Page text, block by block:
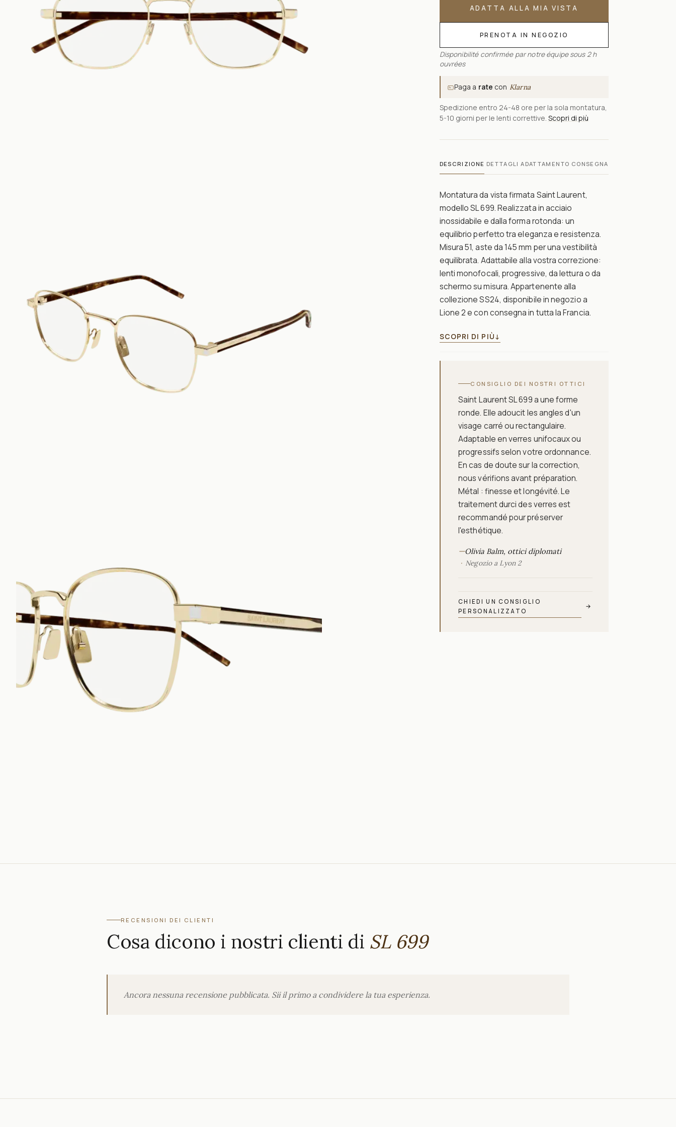
ADATTA ALLA MIA VISTA
PRENOTA IN NEGOZIO
Disponibilité confirmée par notre équipe sous 2 h
ouvrées
Paga a rate con Klarna
Spedizione entro 24-48 ore per la sola montatura,
5-10 giorni per le lenti correttive. Scopri di più
DESCRIZIONE DETTAGLI ADATTAMENTO CONSEGNA
Montatura da vista firmata Saint Laurent,
modello SL 699. Realizzata in acciaio
inossidabile e dalla forma rotonda: un
equilibrio perfetto tra eleganza e resistenza.
Misura 51, aste da 145 mm per una vestibilità
equilibrata. Adattabile alla vostra correzione:
lenti monofocali, progressive, da lettura o da
schermo su misura. Appartenente alla
collezione SS24, disponibile in negozio a
Lione 2 e con consegna in tutta la Francia.
SCOPRI DI PIÙ↓
CONSIGLIO DEI NOSTRI OTTICI
Saint Laurent SL 699 a une forme
ronde. Elle adoucit les angles d'un
visage carré ou rectangulaire.
Adaptable en verres unifocaux ou
progressifs selon votre ordonnance.
En cas de doute sur la correction,
nous vérifions avant préparation.
Métal : finesse et longévité. Le
traitement durci des verres est
recommandé pour préserver
l'esthétique.
—Olivia Balm, ottici diplomati
Negozio a Lyon 2
CHIEDI UN CONSIGLIO
PERSONALIZZATO
→
RECENSIONI DEI CLIENTI
Cosa dicono i nostri clienti di SL 699
Ancora nessuna recensione pubblicata. Sii il primo a condividere la tua esperienza.